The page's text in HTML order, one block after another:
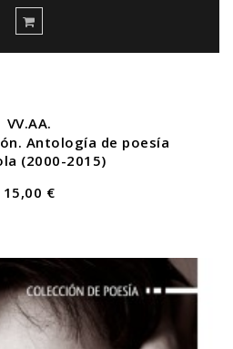
VV.AA.
Antología de poesía
(2000-2015)
15,00 €